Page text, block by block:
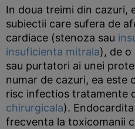
In doua treimi din cazuri,
subiectii care sufera de
cardiace (stenoza sau
insuficienta mitrala), de o
sau purtatori ai unei
numar de cazuri, ea este
risc infectios tratamente
chirurgicala).
frecventa la toxicomanii